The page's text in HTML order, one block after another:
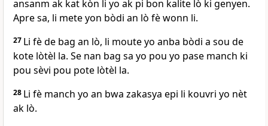
ansanm ak kat kòn li yo ak pi bon kalite lò ki genyen.
Apre sa, li mete yon bòdi an lò fè wonn li.
27 Li fè de bag an lò, li moute yo anba bòdi a sou de
kote lòtèl la. Se nan bag sa yo pou yo pase manch ki
pou sèvi pou pote lòtèl la.
28 Li fè manch yo an bwa zakasya epi li kouvri yo nèt
ak lò.